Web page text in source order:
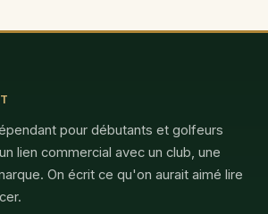
pour débutants et golfeurs
lien commercial avec un club, une
On écrit ce qu'on aurait aimé lire